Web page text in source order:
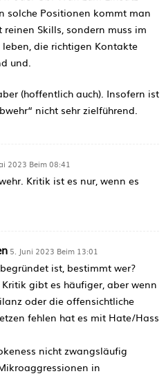
solche Positionen kommt man
Skills, sondern muss im
die richtigen Kontakte
und.
(hoffentlich auch). Insofern ist
nicht sehr zielführend.
2023 Beim 08:41
Kritik ist es nur, wenn es
5. Juni 2023 Beim 13:01
ist, bestimmt wer?
gibt es häufiger, aber wenn
oder die offensichtliche
fehlen hat es mit Hate/Hass
nicht zwangsläufig
in